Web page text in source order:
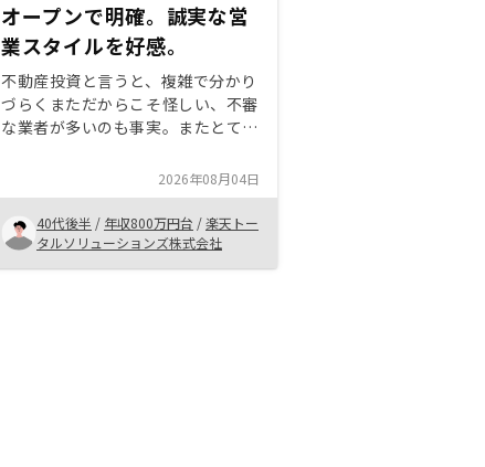
オープンで明確。誠実な営
業スタイルを好感。
不動産投資と言うと、複雑で分かり
づらくまただからこそ怪しい、不審
な業者が多いのも事実。またとても
強く抵抗感もあった。 でもビジネ
ス手法がオープンなイメージを抱い
たリノシーに興味を持った。 話を
聞いてみると慎重過ぎるくらいに丁
寧に説明してくれ、リスク等につい
2026年08月04日
40代後半 / 年収800万円台 /楽天トー
タルソリューションズ株式会社